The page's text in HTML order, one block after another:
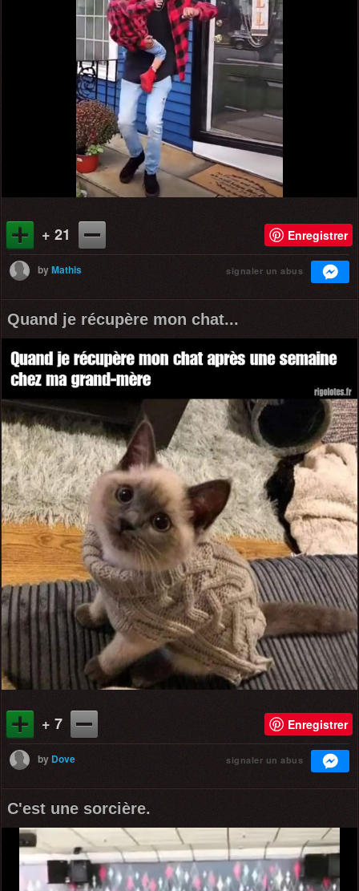
+ 21 Enregistrer
byMathis signaler un abus
Quand je récupère mon chat...
+ 7 Enregistrer
by Dove signaler un abus
C'est une sorcière.